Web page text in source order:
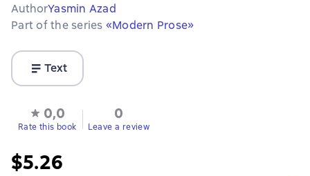
AuthorYasmin Azad
Part of the series «Modern Prose»
Text
0,0
Rate this book
0
Leave a review
$5.26